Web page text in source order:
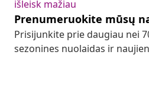
išleisk mažiau
Prenumeruokite mūsų
Prisijunkite prie daugiau nei
sezonines nuolaidas ir